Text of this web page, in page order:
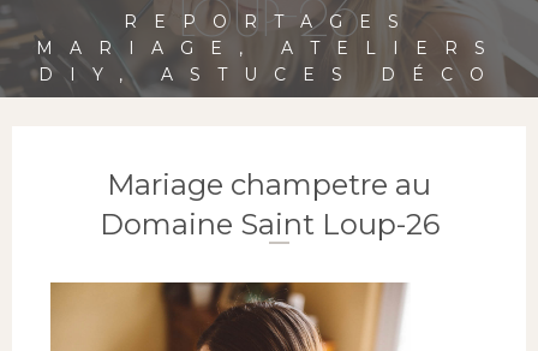
LOUP-26
REPORTAGES
MARIAGE, ATELIERS
DIY, ASTUCES DÉCO
Mariage champetre au
Domaine Saint Loup-26